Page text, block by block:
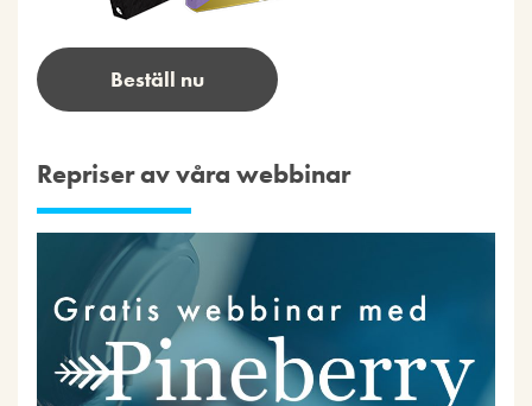
Beställ nu
Repriser av våra webbinar